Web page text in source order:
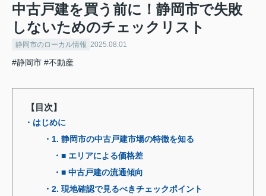
中古戸建を買う前に！静岡市で失敗
しないためのチェックリスト
静岡市のローカル情報 2025.08.01
#静岡市 #不動産
【目次】
・はじめに
・1. 静岡市の中古戸建市場の特徴を知る
・■ エリアによる価格差
・■ 中古戸建の流通傾向
・2. 現地確認で見るべきチェックポイント